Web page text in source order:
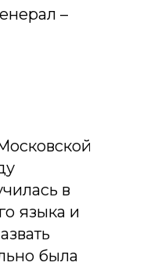
–
в
языка и
была